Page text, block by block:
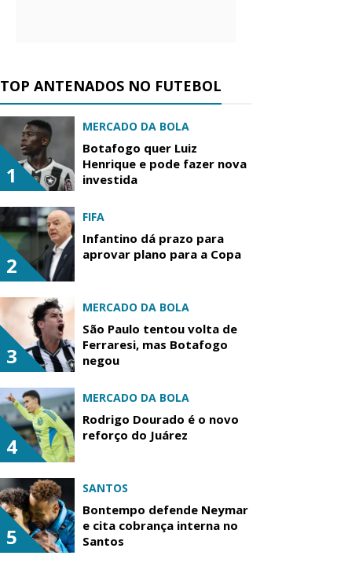
TOP ANTENADOS NO FUTEBOL
1
MERCADO DA BOLA
Botafogo quer Luiz
Henrique e pode fazer nova
investida
2
FIFA
Infantino dá prazo para
aprovar plano para a Copa
3
MERCADO DA BOLA
São Paulo tentou volta de
Ferraresi, mas Botafogo
negou
4
MERCADO DA BOLA
Rodrigo Dourado é o novo
reforço do Juárez
5
SANTOS
Bontempo defende Neymar
e cita cobrança interna no
Santos